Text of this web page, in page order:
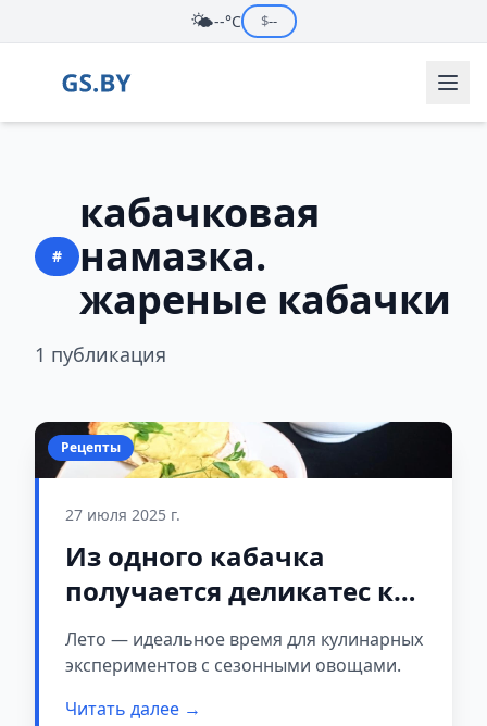
🌤️--°C $--
#
кабачковая
намазка.
жареные кабачки
1 публикация
Рецепты
27 июля 2025 г.
Из одного кабачка
получается деликатес к
ужину за 15 минут
Лето — идеальное время для кулинарных
экспериментов с сезонными овощами.
Читать далее →